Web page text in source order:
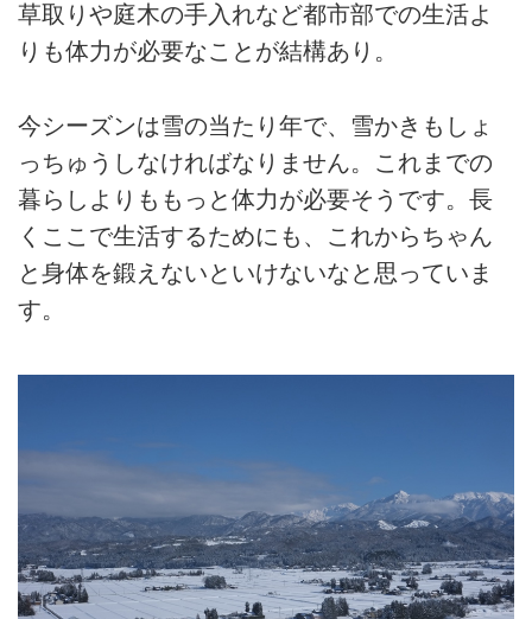
草取りや庭木の手入れなど都市部での生活よ
りも体力が必要なことが結構あり。
今シーズンは雪の当たり年で、雪かきもしょ
っちゅうしなければなりません。これまでの
暮らしよりももっと体力が必要そうです。長
くここで生活するためにも、これからちゃん
と身体を鍛えないといけないなと思っていま
す。